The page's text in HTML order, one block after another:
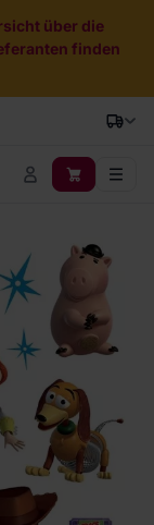
über die
finden